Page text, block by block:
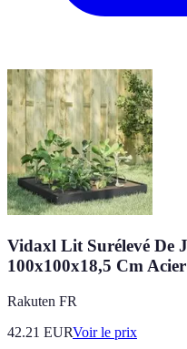
Vidaxl Lit Surélevé De
100x100x18,5 Cm Acier
Rakuten FR
42.21 EURVoir le prix